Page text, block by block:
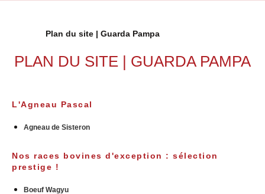
Plan du site | Guarda Pampa
PLAN DU SITE | GUARDA PAMPA
L'Agneau Pascal
Agneau de Sisteron
Nos races bovines d'exception : sélection
prestige !
Boeuf Wagyu